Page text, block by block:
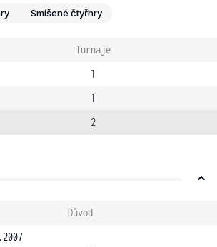
Smíšené čtyřhry
Turnaje
1
1
2
Důvod